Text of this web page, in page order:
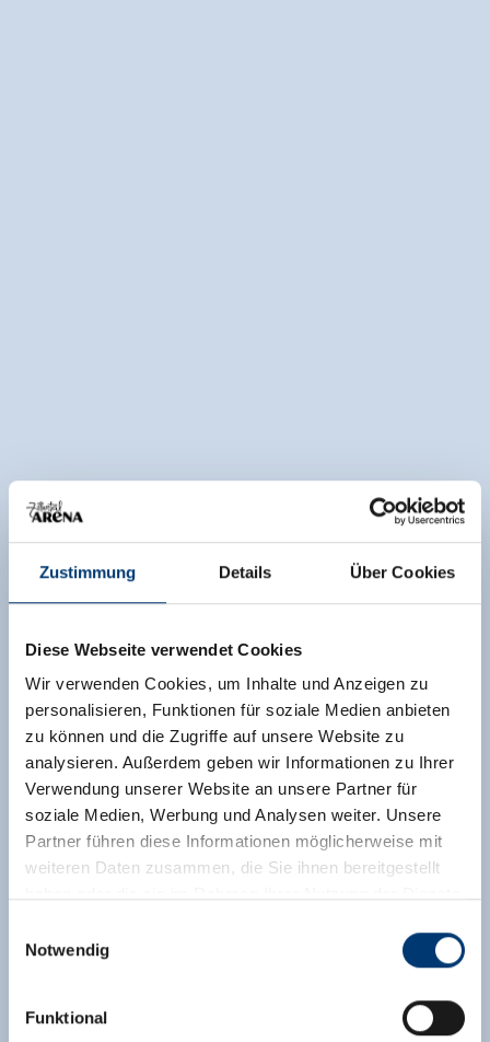
Zustimmung Details Über Cookies
Diese Webseite verwendet Cookies
Wir verwenden Cookies, um Inhalte und Anzeigen zu
personalisieren, Funktionen für soziale Medien anbieten
zu können und die Zugriffe auf unsere Website zu
analysieren. Außerdem geben wir Informationen zu Ihrer
Verwendung unserer Website an unsere Partner für
soziale Medien, Werbung und Analysen weiter. Unsere
Partner führen diese Informationen möglicherweise mit
weiteren Daten zusammen, die Sie ihnen bereitgestellt
Rohr 23// A-6280 Zell am Ziller
Notwendig
Funktional